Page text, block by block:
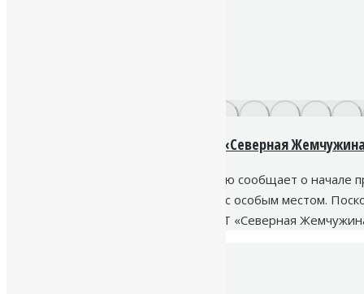
Бурение скважин на воду в СНТ «Северная
Компания «Наш исток» с гордостью сообщает о
товарищество давно стало для нас особым местом.
первых, стоит отметить, что в СНТ «Северная